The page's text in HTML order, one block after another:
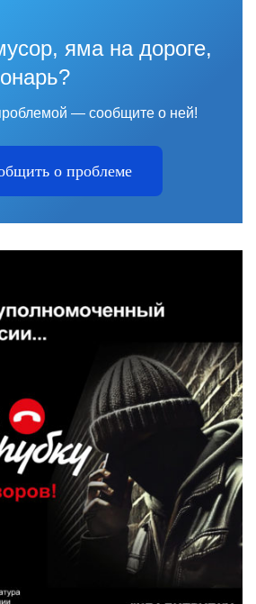
яма на дороге,
— сообщите о ней!
о проблеме